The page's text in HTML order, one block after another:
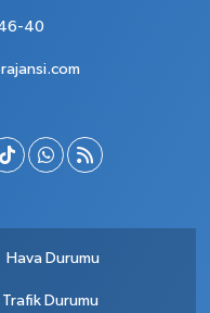
40
Hava Durumu
Trafik Durumu